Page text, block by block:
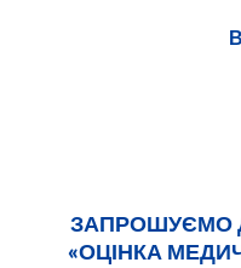
ЗАПРОШУЄМО
«ОЦІНКА